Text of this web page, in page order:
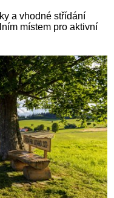
a vhodné střídání
místem pro aktivní